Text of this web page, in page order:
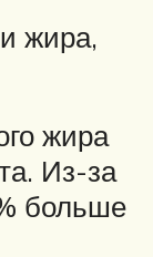
жира,
жира
Из-за
больше